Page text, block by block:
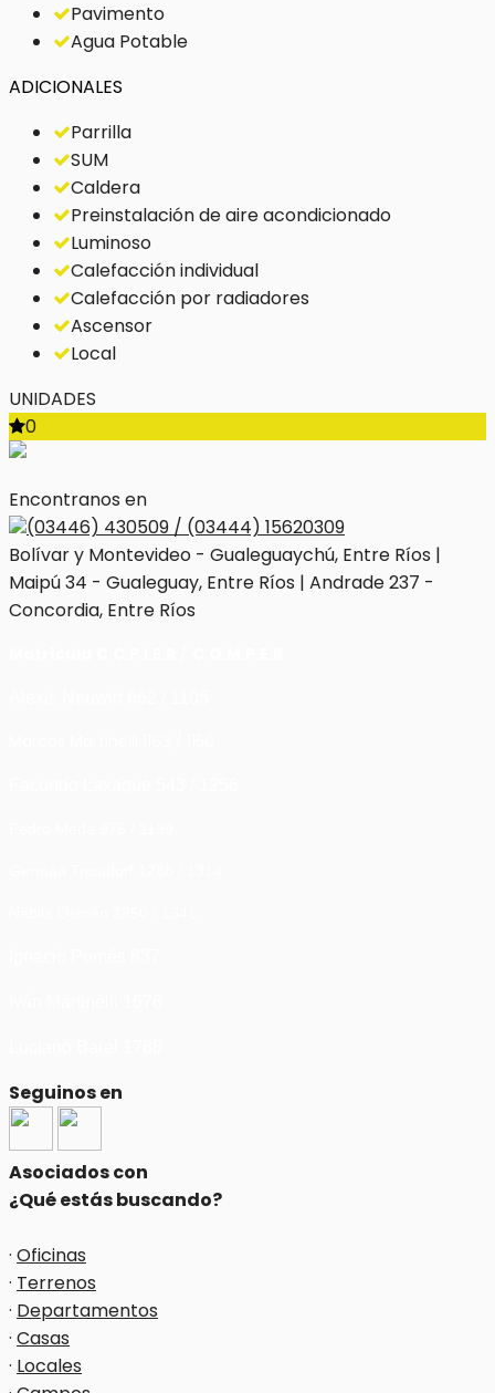
Pavimento
Agua Potable
ADICIONALES
Parrilla
SUM
Caldera
Preinstalación de aire acondicionado
Luminoso
Calefacción individual
Calefacción por radiadores
Ascensor
Local
UNIDADES
0
Encontranos en
(03446) 430509 / (03444) 15620309
Bolívar y Montevideo - Gualeguaychú, Entre Ríos |
Maipú 34 - Gualeguay, Entre Ríos | Andrade 237 -
Concordia, Entre Ríos
Seguinos en
Asociados con
¿Qué estás buscando?
· Oficinas
· Terrenos
· Departamentos
· Casas
· Locales